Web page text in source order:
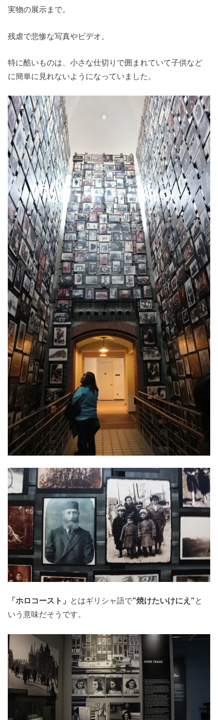
実物の展示まで。
残虐で悲惨な写真やビデオ。
特に酷いものは、小さな仕切りで囲まれていて子供など
に簡単に見れないようになっていました。
「ホロコースト」 とはギリシャ語で”焼けたいけにえ”と
いう意味だそうです。